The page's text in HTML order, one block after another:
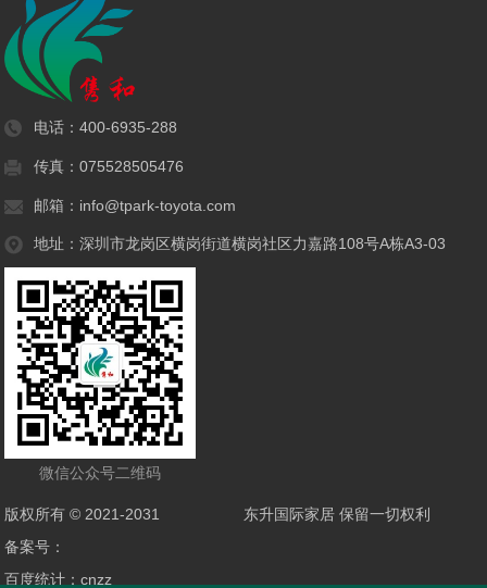
电话：400-6935-288
传真：075528505476
邮箱：info@tpark-toyota.com
地址：深圳市龙岗区横岗街道横岗社区力嘉路108号A栋A3-03
微信公众号二维码
版权所有 © 2021-2031
东升国际家居 保留一切权利
备案号：
百度统计：cnzz